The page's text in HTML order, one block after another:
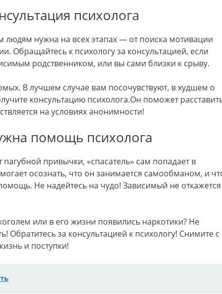
психолога
нужна на всех этапах — от поиска мотивации
Обращайтесь к психологу за консультацией, если
родственником, или вы сами близки к срыву.
В лучшем случае вам посочувствуют, в худшем о
консультацию психолога.Он поможет
на условиях анонимности!
помощь психолога
пагубной привычки, «спасатель» сам попадает в
осознать, что он занимается самообманом, и
Не надейтесь на чудо! Зависимый не откажется
или в его жизни появились наркотики? Не
Обратитесь за консультацией к психологу! Снимите с
и поступки!